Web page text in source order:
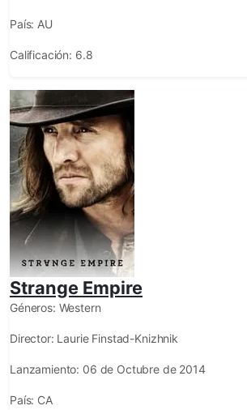
País: AU
Calificación: 6.8
Strange Empire
Géneros: Western
Director: Laurie Finstad-Knizhnik
Lanzamiento: 06 de Octubre de 2014
País: CA